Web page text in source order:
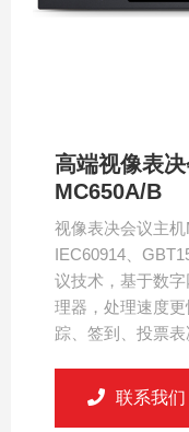
高端视像表
MC650A/B
视像表决会议主
IEC60914、
议技术，基于数
理器，处理速度
踪、签到、投票
联系我们